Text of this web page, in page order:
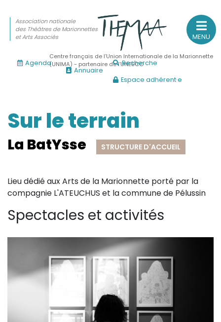
Sur le feu
(Actualités, annonces, vie professionnelle)
(Agenda, spectacles, événements des adhérents)
Sur le fond
(Fonctionnement, gouvernance, groupes de travail,
Sur le terrain
(Portraits, actions, collaborations)
Sur l’étagère
(Documents, études, publications)
MENU
Association nationale
des Théâtres de Marionnettes
et Arts Associés
Centre français de l’Union Internationale de la Marionnette
(UNIMA) - partenaire de l’UNESCO
Agenda
Annuaire
Recherche
Espace adhérent·e
Sur le terrain
La BatYsse STRUCTURE D'ACCUEIL
Lieu dédié aux Arts de la Marionnette porté par la
compagnie L'ATEUCHUS et la commune de Pélussin
Spectacles et activités